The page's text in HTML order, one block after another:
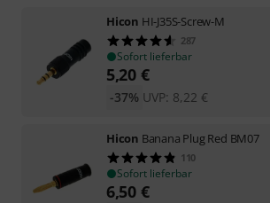
Hicon HI-J35S-Screw-M
287
Sofort lieferbar
5,20 €
UVP: 8,22 €
-37%
Hicon Banana Plug Red BM07
110
Sofort lieferbar
6,50 €